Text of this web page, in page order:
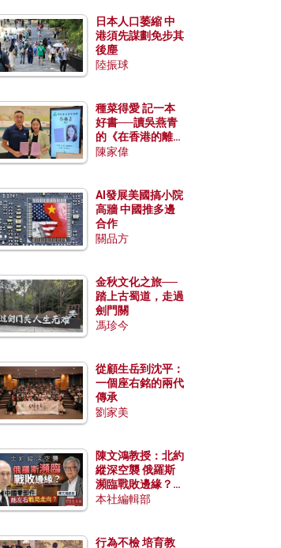
日本人口萎縮 中
港須先謀劃免步其
後塵
陸振球
種菜得愛 記一本
好書──讀吳燕青
的《在香港的離島
種菜》
陳家偉
AI發展美國搞小院
高牆 中國推多邊
合作
關品方
金秋文化之旅──
踏上古蜀道，走過
劍門關
馮珍今
從顧生岳到沈平：
一個座右銘的兩代
傳承
劉家美
陳文鴻教授：北約
縱深空襲 俄羅斯
瀕臨戰敗邊緣？中
國零部件能左右戰
本社編輯部
行為不檢 培育教